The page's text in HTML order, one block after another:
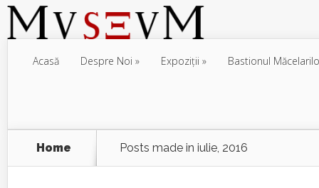
Acasă Despre Noi Expoziţii Bastionul
Home Posts made in iulie, 2016